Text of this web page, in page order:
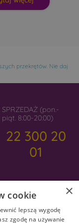
przekrętów. Nie daj
SPRZEDAŻ (pon.-
piąt. 8:00-20:00)
22 300 20
01
×
cookie
lepszą wygodę
zgodę na używanie